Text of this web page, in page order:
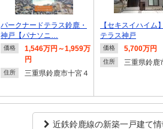
パークナードテラス鈴鹿・
神戸【パナソニ…
価格
1,546万円～1,959万
円
住所 三重県鈴鹿市十宮４
【セキスイハイム
テラス神戸
価格 5,700万円
住所 三重県鈴鹿
近鉄鈴鹿線の新築一戸建て